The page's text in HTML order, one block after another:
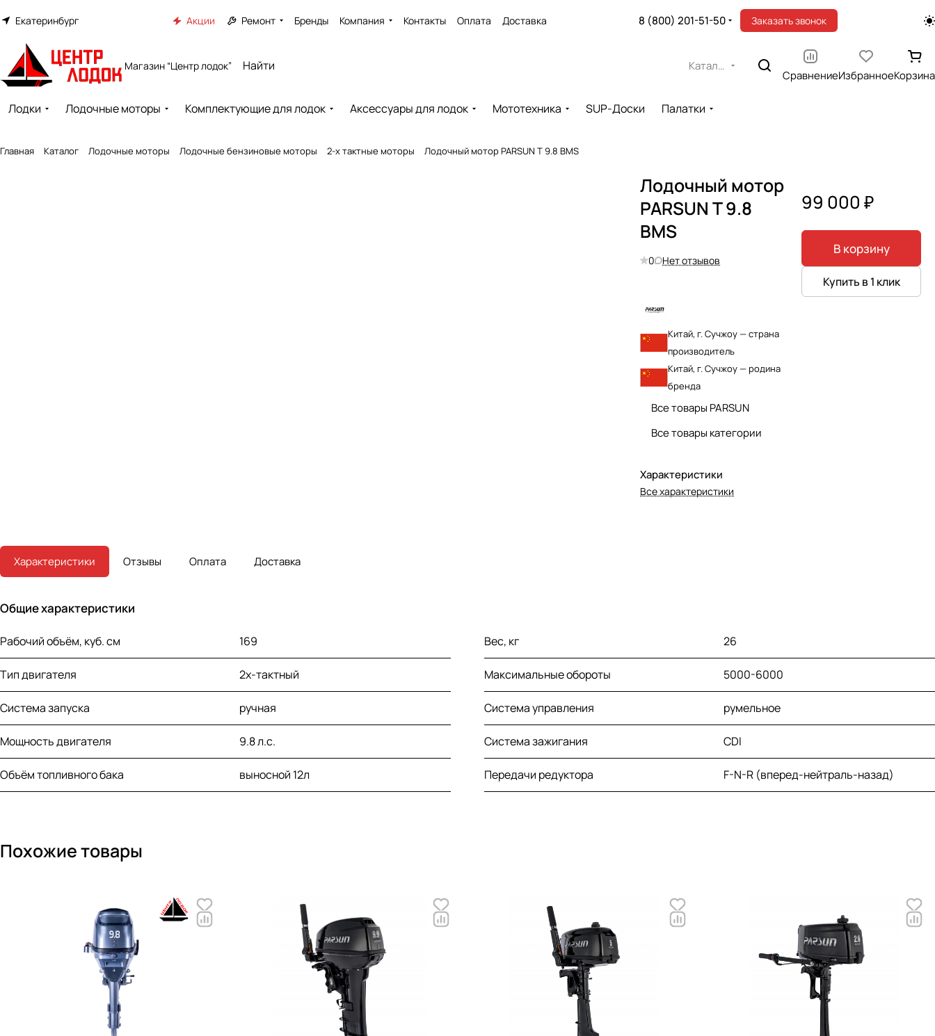
Екатеринбург Акции Ремонт Бренды Компания Контакты Оплата Доставка 8 (800) 201-51-50 Заказать звонок
Магазин “Центр лодок” Каталог
СравнениеИзбранноеКорзина
Лодки Лодочные моторы Комплектующие для лодок Аксессуары для лодок Мототехника SUP-Доски Палатки
Главная Каталог Лодочные моторы Лодочные бензиновые моторы 2-х тактные моторы Лодочный мотор PARSUN T 9.8 BMS
Лодочный мотор
PARSUN T 9.8
BMS
0 Нет отзывов
Китай, г. Сучжоу — страна
производитель
Китай, г. Сучжоу — родина
бренда
Все товары PARSUN
Все товары категории
Характеристики
Все характеристики
99 000 ₽
В корзину
Купить в 1 клик
Характеристики Отзывы Оплата Доставка
Общие характеристики
Рабочий объём, куб. см 169 Вес, кг 26
Тип двигателя 2х-тактный Максимальные обороты 5000-6000
Система запуска ручная Система управления румельное
Мощность двигателя 9.8 л.с. Система зажигания CDI
Объём топливного бака выносной 12л Передачи редуктора F-N-R (вперед-нейтраль-назад)
Похожие товары